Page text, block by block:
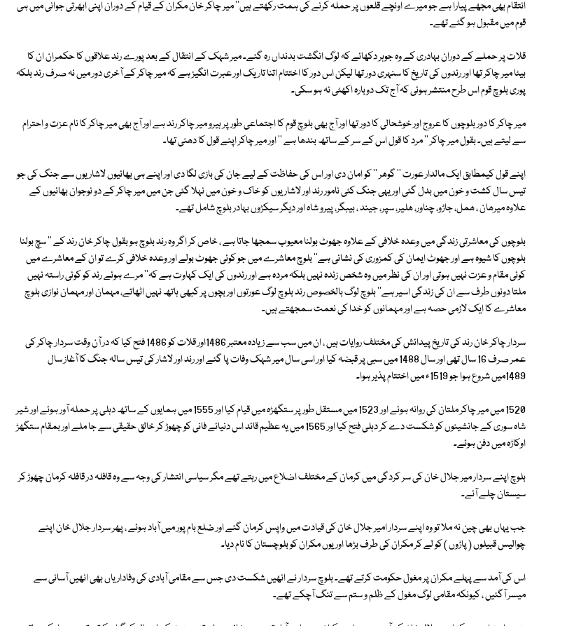
انتقام بھی مجھے پیارا ہے جو میرے اونچے قلعوں پر حملہ کرنے کی ہمت رکھتے ہیں'' میر چاکر خان مکران کے قیام کے دوران اپنی ابھرتی جوانی میں ہی
قوم میں مقبول ہو گئے تھے۔
قلات پر حملے کے دوران بہادری کے وہ جوہر دکھائے کہ لوگ انگشت بدنداں رہ گئے۔ میر شہک کے انتقال کے بعد پورے رند علاقوں کا حکمران ان کا
بیٹا میر چاکر تھا اور رندوں کی تاریخ کا سنہری دور تھا لیکن اس دور کا اختتام اتنا تاریک اور عبرت انگیز ہے کہ میر چاکر کے آخری دور میں نہ صرف رند بلکہ
پوری بلوچ قوم اس طرح منتشر ہوئی کہ آج تک دوبارہ اکھٹی نہ ہو سکی۔
میر چاکر کا دور بلوچوں کا عروج اور خوشحالی کا دور تھا اور آج بھی بلوچ قوم کا اجتماعی طور پر ہیرو میر چاکر رند ہے اور آج بھی میر چاکر کا نام عزت و احترام
سے لیتے ہیں۔ بقول میر چاکر '' مرد کا قول اس کے سر کے ساتھ بندھا ہے '' اور میر چاکر اپنے قول کا دھنی تھا۔
اپنے قول کیمطابق ایک مالدار عورت '' گوھر '' کو امان دی اور اس کی حفاظت کے لیے جان کی بازی لگا دی اور اپنے ہی بھائیوں لاشاریوں سے جنگ کی جو
تیس سال کشت و خون میں بدل گئی اور یہی جنگ کئی نامور رند اور لاشاریوں کو خاک و خون میں نہلا گئی جن میں میر چاکر کے دو نوجوان بھائیوں کے
علاوہ میرھان ، ھمل، جاڑو، چناور، ھلیر، سپر، جیند ، بیبگر، پیرو شاہ اور دیگر سیکڑوں بہادر بلوچ شامل تھے۔
بلوچوں کی معاشرتی زندگی میں وعدہ خلافی کے علاوہ جھوٹ بولنا معیوب سمجھا جاتا ہے ، خاص کر اگر وہ رند بلوچ ہو بقول چاکر خان رند کے '' سچ بولنا
بلوچوں کا شیوہ ہے اور جھوٹ ایمان کی کمزوری کی نشانی ہے'' بلوچ معاشرے میں جو کوئی جھوٹ بولے اور وعدہ خلافی کرے تو ان کے معاشرے میں
کوئی مقام و عزت نہیں ہوتی اور ان کی نظر میں وہ شخص زندہ نہیں بلکہ مردہ ہے اور رندوں کی ایک کہاوت ہے کہ'' مرے ہوئے رند کو کوئی راستہ نہیں
ملتا دونوں طرف سے ان کی زندگی اسیر ہے'' بلوچ لوگ بالخصوص رند بلوچ لوگ عورتوں اور بچوں پر کبھی ہاتھ نہیں اٹھاتے، مہمان اور مہمان نوازی بلوچ
معاشرے کا ایک لازمی حصہ ہے اور مہمانوں کو خدا کی نعمت سمجھتے ہیں۔
سردار چاکر خان رند کی تاریخ پیدائش کی مختلف روایات ہیں ، ان میں سب سے زیادہ معتبر 1486اور قلات کو 1486 فتح کیا کہ در آن وقت سردار چاکر کی
عمر صرف 16 سال تھی اور سال 1488 میں سبی پر قبضہ کیا اور اسی سال میر شہک وفات پا گئے اور رند اور لاشار کی تیس سالہ جنگ کا آغاز سال
1489میں شروع ہوا جو 1519ء میں اختتام پذیر ہوا۔
1520 میں میر چاکر ملتان کی روانہ ہوئے اور 1523 میں مستقل طور پر ستگھڑہ میں قیام کیا اور 1555 میں ہمایوں کے ساتھ دہلی پر حملہ آور ہوئے اور شیر
شاہ سوری کے جانشینوں کو شکست دے کر دہلی فتح کیا اور 1565 میں یہ عظیم قائد اس دنیائے فانی کو چھوڑ کر خالق حقیقی سے جا ملے اور بمقام ستگھڑ
اوکاڑہ میں دفن ہوئے۔
بلوچ اپنے سردار میر جلال خان کی سر کردگی میں کرمان کے مختلف اضلاع میں رہتے تھے مگر سیاسی انتشار کی وجہ سے وہ قافلہ در قافلہ کرمان چھوڑ کر
سیستان چلے آئے۔
جب یہاں بھی چین نہ ملا تو وہ اپنے سردار امیر جلال خان کی قیادت میں واپس کرمان گئے اور ضلع بام پور میں آباد ہوئے ، پھر سردار جلال خان اپنے
چوالیس قبیلوں ( پاڑوں ) کو لے کر مکران کی طرف بڑھا اور یوں مکران کو بلوچستان کا نام دیا۔
اس کی آمد سے پہلے مکران پر مغول حکومت کرتے تھے۔ بلوچ سردار نے انھیں شکست دی جس سے مقامی آبادی کی وفاداریاں بھی انھیں آسانی سے
میسر آگئیں ، کیونکہ مقامی لوگ مغول کے ظلم و ستم سے تنگ آچکے تھے۔